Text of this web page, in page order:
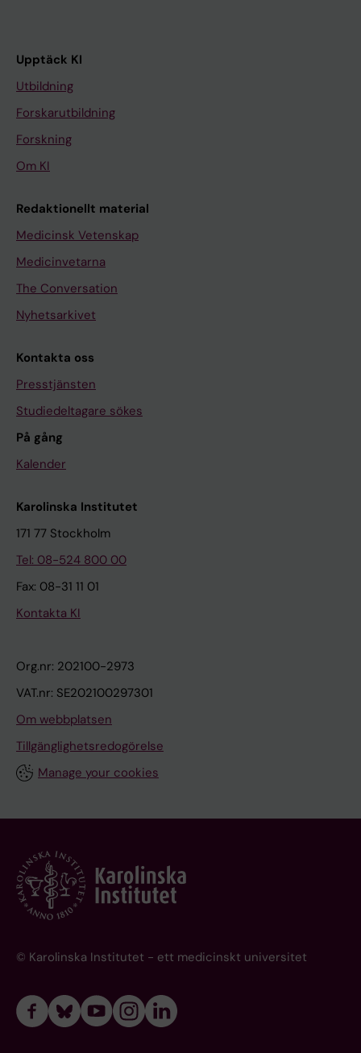
Upptäck KI
Utbildning
Forskarutbildning
Forskning
Om KI
Redaktionellt material
Medicinsk Vetenskap
Medicinvetarna
The Conversation
Nyhetsarkivet
Kontakta oss
Presstjänsten
Studiedeltagare sökes
På gång
Kalender
Karolinska Institutet
171 77 Stockholm
Tel: 08-524 800 00
Fax: 08-31 11 01
Kontakta KI
Org.nr: 202100-2973
VAT.nr: SE202100297301
Om webbplatsen
Tillgänglighetsredogörelse
Manage your cookies
© Karolinska Institutet - ett medicinskt universitet